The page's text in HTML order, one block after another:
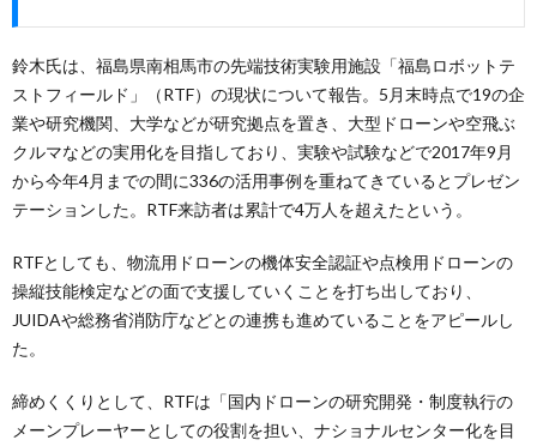
鈴木氏は、福島県南相馬市の先端技術実験用施設「福島ロボットテ
ストフィールド」（RTF）の現状について報告。5月末時点で19の企
業や研究機関、大学などが研究拠点を置き、大型ドローンや空飛ぶ
クルマなどの実用化を目指しており、実験や試験などで2017年9月
から今年4月までの間に336の活用事例を重ねてきているとプレゼン
テーションした。RTF来訪者は累計で4万人を超えたという。
RTFとしても、物流用ドローンの機体安全認証や点検用ドローンの
操縦技能検定などの面で支援していくことを打ち出しており、
JUIDAや総務省消防庁などとの連携も進めていることをアピールし
た。
締めくくりとして、RTFは「国内ドローンの研究開発・制度執行の
メーンプレーヤーとしての役割を担い、ナショナルセンター化を目